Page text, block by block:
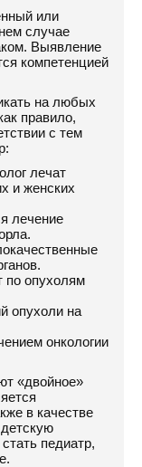
или
случае
Выявление
компетенцией
на любых
правило,
с тем
лечат
и женских
лечение
по опухолям
опухоли на
онкологии
«двойное»
в качестве
педиатр,